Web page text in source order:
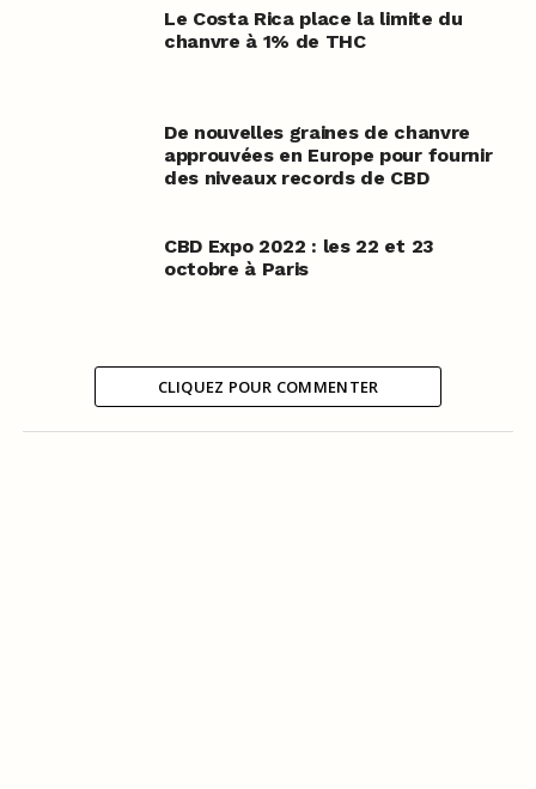
Le Costa Rica place la limite du
chanvre à 1% de THC
De nouvelles graines de chanvre
approuvées en Europe pour fournir
des niveaux records de CBD
CBD Expo 2022 : les 22 et 23
octobre à Paris
CLIQUEZ POUR COMMENTER